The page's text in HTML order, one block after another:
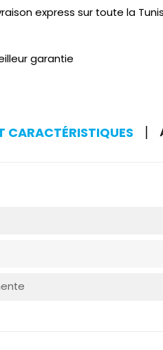
express sur toute la
garantie
CARACTÉRISTIQUES